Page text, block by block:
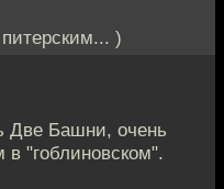
)
Две Башни, очень
"гоблиновском".